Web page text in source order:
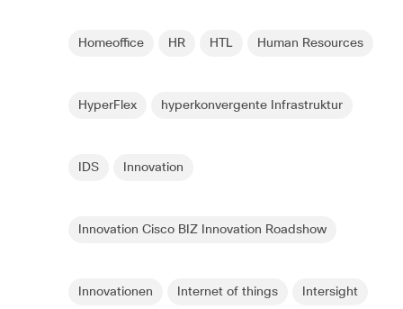
Homeoffice HR HTL Human Resources
HyperFlex hyperkonvergente Infrastruktur
IDS Innovation
Innovation Cisco BIZ Innovation Roadshow
Innovationen Internet of things Intersight